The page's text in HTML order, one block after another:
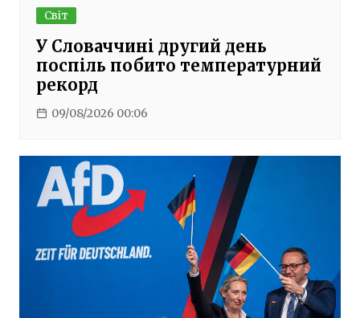
Світ
У Словаччині другий день
поспіль побито температурний
рекорд
09/08/2026 00:06